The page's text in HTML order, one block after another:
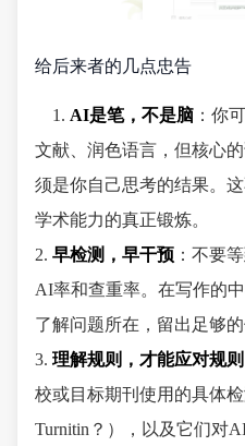
给后来者的几点忠告
1. AI是笔，不是脑 ：你
文献、润色语言，但核心
须是你自己思考的结果。
学术能力的真正锻炼。
2. 早检测，早干预 ：不要
AI率和查重率。在写作的
了解问题所在，留出足够的
3. 理解规则，才能应对规则
校或目标期刊使用的具体
Turnitin？），以及它们对